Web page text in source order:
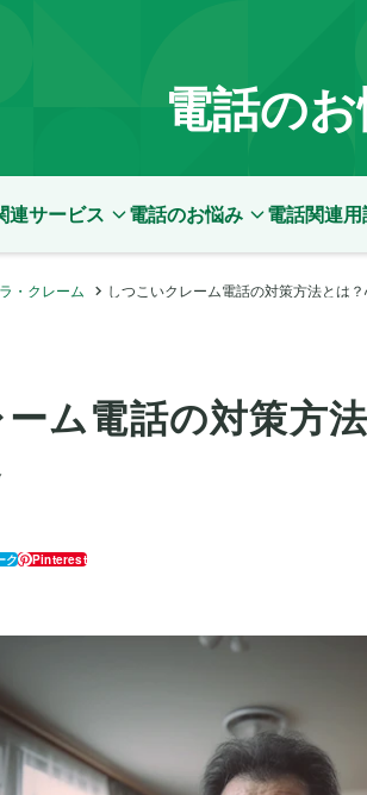
電話の
連サービス 電話のお悩み 電話関連
・クレーム しつこいクレーム電話の対策方法とは
ム電話の対策方
ク Pinterest